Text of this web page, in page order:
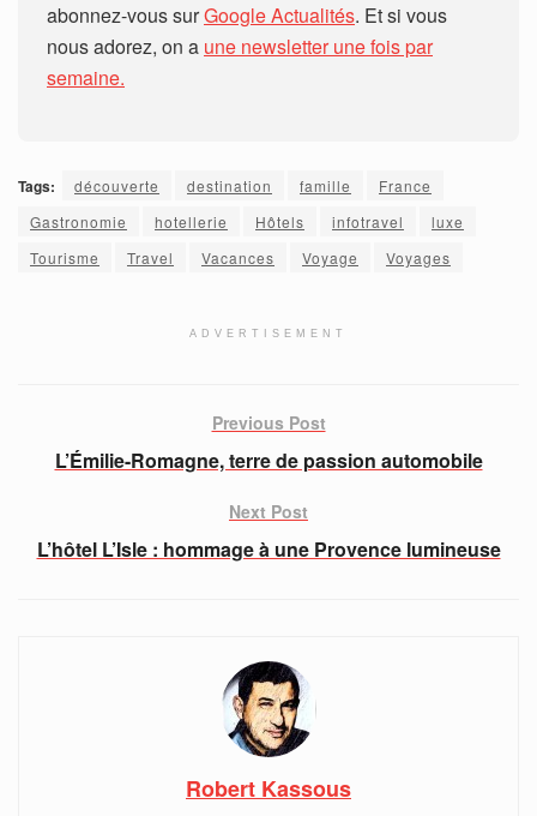
abonnez-vous surGoogle Actualités. Et si vous
nous adorez, on a une newsletter une fois par
semaine.
Tags: découverte destination famille
France
Gastronomie
hotellerie Hôtels infotravel
luxe
Tourisme
Travel Vacances Voyage Voyages
ADVERTISEMENT
Previous Post
L’Émilie-Romagne, terre de passion automobile
Next Post
L’hôtel L’Isle : hommage à une Provence lumineuse
Robert Kassous